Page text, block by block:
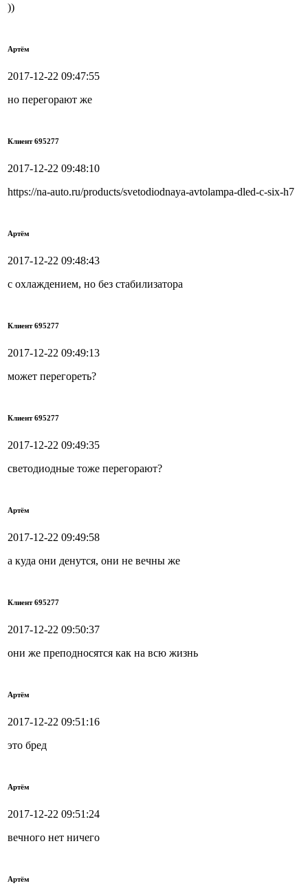
))
Артём
2017-12-22 09:47:55
но перегорают же
Клиент 695277
2017-12-22 09:48:10
https://na-auto.ru/products/svetodiodnaya-avtolampa-dled-c-six-h7
Артём
2017-12-22 09:48:43
с охлаждением, но без стабилизатора
Клиент 695277
2017-12-22 09:49:13
может перегореть?
Клиент 695277
2017-12-22 09:49:35
светодиодные тоже перегорают?
Артём
2017-12-22 09:49:58
а куда они денутся, они не вечны же
Клиент 695277
2017-12-22 09:50:37
они же преподносятся как на всю жизнь
Артём
2017-12-22 09:51:16
это бред
Артём
2017-12-22 09:51:24
вечного нет ничего
Артём